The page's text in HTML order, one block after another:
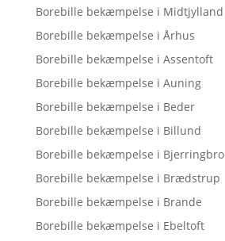
Borebille bekæmpelse i Midtjylland
Borebille bekæmpelse i Århus
Borebille bekæmpelse i Assentoft
Borebille bekæmpelse i Auning
Borebille bekæmpelse i Beder
Borebille bekæmpelse i Billund
Borebille bekæmpelse i Bjerringbro
Borebille bekæmpelse i Brædstrup
Borebille bekæmpelse i Brande
Borebille bekæmpelse i Ebeltoft